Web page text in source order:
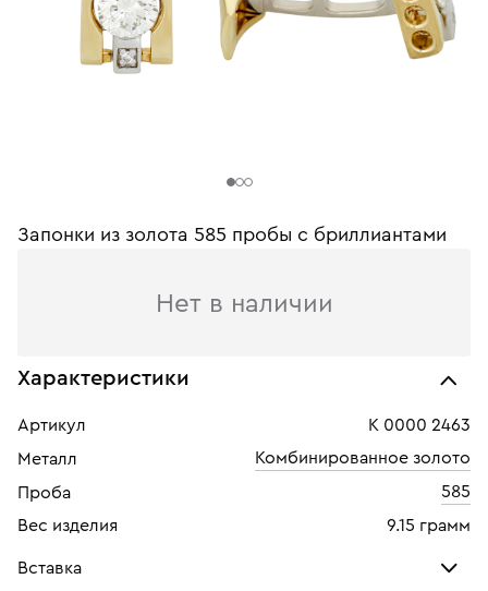
Запонки из золота 585 пробы c бриллиантами
Нет в наличии
Характеристики
Артикул
К 0000 2463
Металл
Комбинированное золото
Проба
585
Вес изделия
9.15 грамм
Вставка